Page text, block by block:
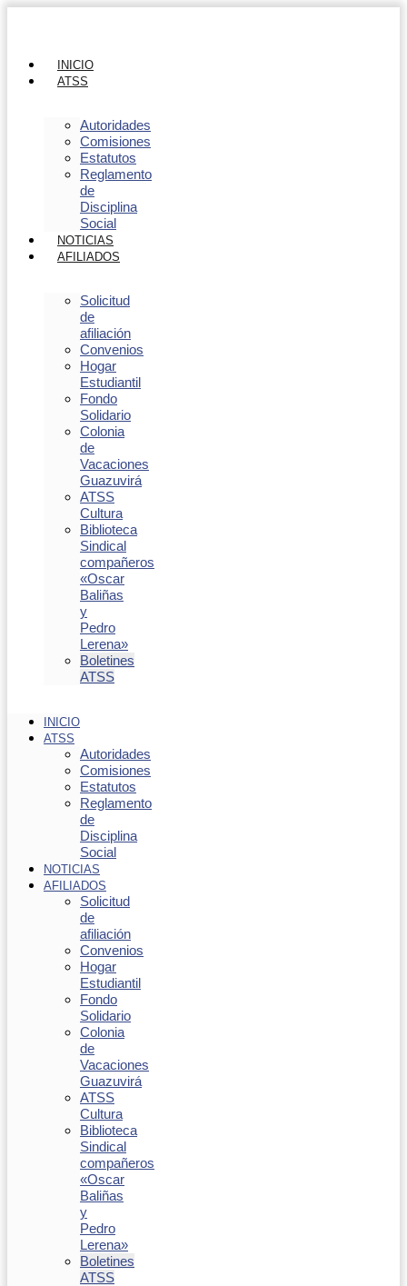
INICIO
ATSS
Autoridades
Comisiones
Estatutos
Reglamento
de
Disciplina
Social
NOTICIAS
AFILIADOS
Solicitud
de
afiliación
Convenios
Hogar
Estudiantil
Fondo
Solidario
Colonia
de
Vacaciones
Guazuvirá
ATSS
Cultura
Biblioteca
Sindical
compañeros
«Oscar
Baliñas
y
Pedro
Lerena»
Boletines
ATSS
INICIO
ATSS
Autoridades
Comisiones
Estatutos
Reglamento
de
Disciplina
Social
NOTICIAS
AFILIADOS
Solicitud
de
afiliación
Convenios
Hogar
Estudiantil
Fondo
Solidario
Colonia
de
Vacaciones
Guazuvirá
ATSS
Cultura
Biblioteca
Sindical
compañeros
«Oscar
Baliñas
y
Pedro
Lerena»
Boletines
ATSS